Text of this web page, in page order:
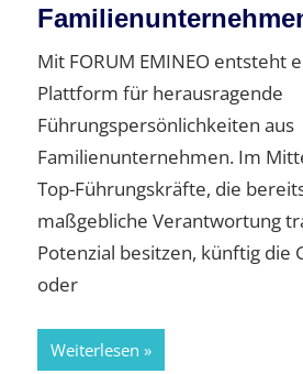
Mit FORUM EMINEO entsteht
Plattform für herausragende
Führungspersönlichkeiten aus
Familienunternehmen. Im
Top-Führungskräfte, die
maßgebliche Verantwortung
Potenzial besitzen, künftig die
oder
Weiterlesen